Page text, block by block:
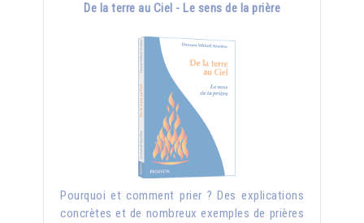
De la terre au Ciel - Le sens de la prière
Pourquoi et comment prier ? Des explications
concrètes et de nombreux exemples de prières